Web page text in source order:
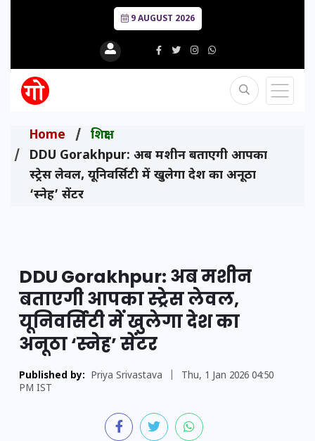
9 AUGUST 2026
Home
शिक्षा
DDU Gorakhpur: अब मशीन बताएगी आपका
स्ट्रेस लेवल, यूनिवर्सिटी में खुलेगा देश का अनूठा
‘स्नेह’ सेंटर
DDU Gorakhpur: अब मशीन
बताएगी आपका स्ट्रेस लेवल,
यूनिवर्सिटी में खुलेगा देश का
अनूठा ‘स्नेह’ सेंटर
Published by: Priya Srivastava
Thu, 1 Jan 2026 04:50
PM IST